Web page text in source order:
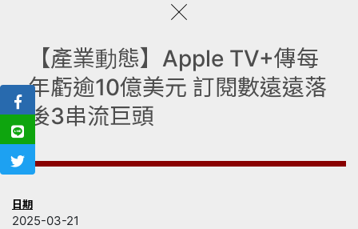
【產業動態】Apple TV+傳每
年虧逾10億美元 訂閱數遠遠落
後3串流巨頭
日期
2025-03-21